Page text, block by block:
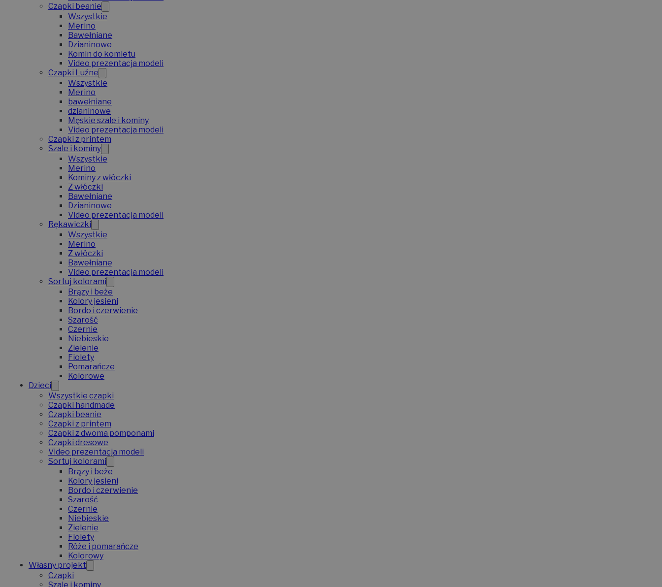
Czapki beanie
Wszystkie
Merino
Bawełniane
Dzianinowe
Komin do komletu
Video prezentacja modeli
Czapki Luźne
Wszystkie
Merino
bawełniane
dzianinowe
Męskie szale i kominy
Video prezentacja modeli
Czapki z printem
Szale i kominy
Wszystkie
Merino
Kominy z włóczki
Z włóczki
Bawełniane
Dzianinowe
Video prezentacja modeli
Rękawiczki
Wszystkie
Merino
Z włóczki
Bawełniane
Video prezentacja modeli
Sortuj kolorami
Brązy i beże
Kolory jesieni
Bordo i czerwienie
Szarość
Czernie
Niebieskie
Zielenie
Fiolety
Pomarańcze
Kolorowe
Dzieci
Wszystkie czapki
Czapki handmade
Czapki beanie
Czapki z printem
Czapki z dwoma pomponami
Czapki dresowe
Video prezentacja modeli
Sortuj kolorami
Brązy i beże
Kolory jesieni
Bordo i czerwienie
Szarość
Czernie
Niebieskie
Zielenie
Fiolety
Róże i pomarańcze
Kolorowy
Własny projekt
Czapki
Szale i kominy